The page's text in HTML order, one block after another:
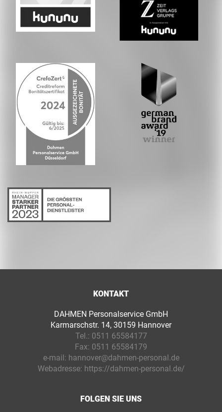
KONTAKT
DAHMEN Personalservice GmbH
Karmarschstr. 14, 30159 Hannover
Tel.: 0511 65584177
Fax: 0511 65584179
e-mail: hannover@dahmen-personal.de
Webadresse: https://dahmen-personal.de/
FOLGEN SIE UNS